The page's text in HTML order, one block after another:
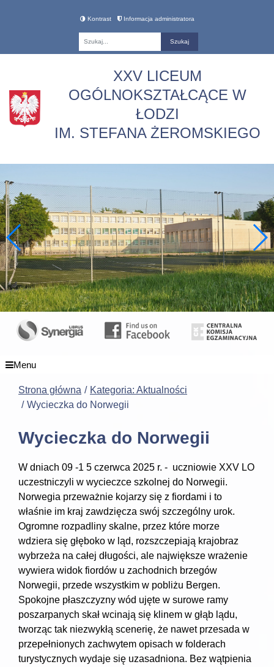
Kontrast Informacja administratora
XXV LICEUM
OGÓLNOKSZTAŁCĄCE W
ŁODZI
IM. STEFANA ŻEROMSKIEGO
Menu
Strona główna
Kategoria: Aktualności
Wycieczka do Norwegii
Wycieczka do Norwegii
W dniach 09 -1 5 czerwca 2025 r. - uczniowie XXV LO
uczestniczyli w wycieczce szkolnej do Norwegii.
Norwegia przeważnie kojarzy się z fiordami i to
właśnie im kraj zawdzięcza swój szczególny urok.
Ogromne rozpadliny skalne, przez które morze
wdziera się głęboko w ląd, rozszczepiają krajobraz
wybrzeża na całej długości, ale największe wrażenie
wywiera widok fiordów u zachodnich brzegów
Norwegii, przede wszystkim w pobliżu Bergen.
Spokojne płaszczyzny wód ujęte w surowe ramy
poszarpanych skał wcinają się klinem w głąb lądu,
tworząc tak niezwykłą scenerię, że nawet przesada w
przepełnionych zachwytem opisach w folderach
turystycznych wydaje się uzasadniona. Bez wątpienia